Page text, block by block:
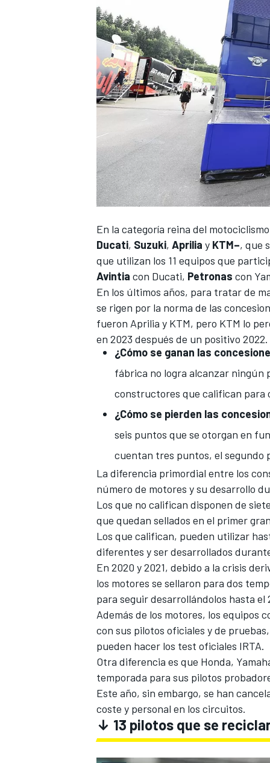
MÁS CATEGORÍAS
En la categoría reina del
Ducati, Suzuki, Aprilia y KTM–, que
que utilizan los 11 equipos que
Avintia con Ducati, Petronas con
En los últimos años, para tratar de
se rigen por la norma de las
fueron Aprilia y KTM, pero KTM lo
en 2023 después de un positivo 2022.
¿Cómo se ganan las
fábrica no logra alcanzar ningún
constructores que califican para
¿Cómo se pierden las
seis puntos que se otorgan en
cuentan tres puntos, el segundo
La diferencia primordial entre los
número de motores y su desarrollo
Los que no califican disponen de
que quedan sellados en el primer
Los que califican, pueden utilizar
diferentes y ser desarrollados
En 2020 y 2021, debido a la crisis
los motores se sellaron para dos
para seguir desarrollándolos hasta el
Además de los motores, los equipos
con sus pilotos oficiales y de
pueden hacer los test oficiales IRTA.
Otra diferencia es que Honda,
temporada para sus pilotos
Este año, sin embargo, se han
coste y personal en los circuitos.
↓ 13 pilotos que se